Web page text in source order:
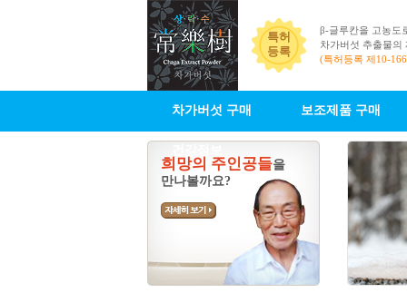
특허
등록
β-글루칸을 고농도
차가버섯 추출물의
(특허등록 제10-
차가버섯 구매 보조제품 구매
희망의 주인공들을
만나볼까요?